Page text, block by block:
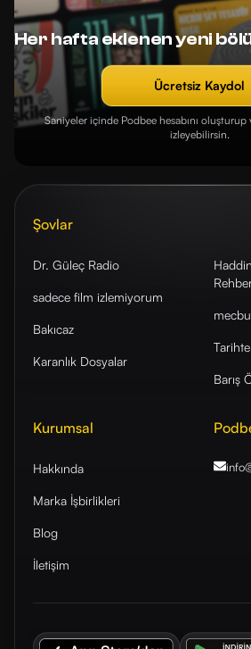
Her hafta eklenen yeni
Ücretsiz Kaydol
Saniyeler içinde Podbee hesabını
izleyebilirsin.
Şovlar
Dr. Güleç Radio
sadece film izlemiyorum
Bakıcaz
Karanlık Dosyalar
Barış
Kurumsal
Hakkında
Marka İşbirlikleri
Blog
İletişim